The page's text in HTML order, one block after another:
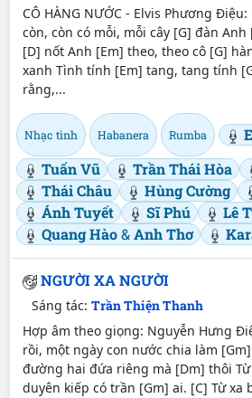
CÔ HÀNG NƯỚC - Elvis Phương
còn, còn có mỗi, mỗi cây [G] đàn
[D] nốt Anh [Em] theo, theo cô [G]
xanh Tình tính [Em] tang, tang tính
rằng,...
Nhạc tình Habanera Rumba
Tuấn Vũ
Trần Thái Hòa
Thái Châu
Hùng Cường
Ánh Tuyết
Sĩ Phú
Lê
Quang Hào&Anh Thơ
NGƯỜI XA NGƯỜI
Sáng tác: Trần Thiện Thanh
Hợp âm theo giọng: Nguyễn Hưng
rồi, một ngày con nước chia làm
đường hai đứa riêng mà [Dm] thôi
duyên kiếp có trần [Gm] ai. [C] Từ xa